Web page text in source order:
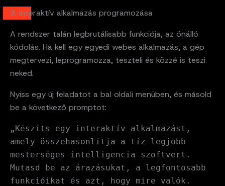
3. Interaktív alkalmazás programozása
A rendszer talán legbrutálisabb funkciója, az önálló
kódolás. Ha kell egy egyedi webes alkalmazás, a gép
megtervezi, leprogramozza, teszteli és közzé is teszi
neked.
Nyiss egy új feladatot a bal oldali menüben, és másold
be a következő promptot:
„Készíts egy interaktív alkalmazást,
amely összehasonlítja a tíz legjobb
mesterséges intelligencia szoftvert.
Mutasd be az árazásukat, a legfontosabb
funkcióikat és azt, hogy mire valók.